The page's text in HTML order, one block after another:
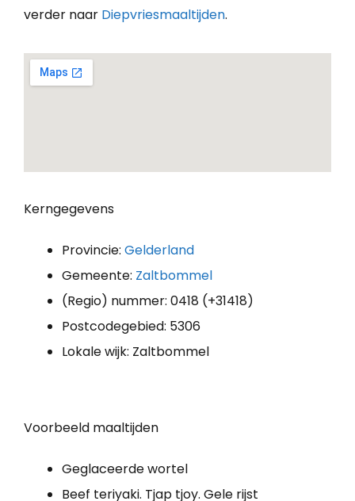
verder naar Diepvriesmaaltijden.
Kerngegevens
Provincie: Gelderland
Gemeente: Zaltbommel
(Regio) nummer: 0418 (+31418)
Postcodegebied: 5306
Lokale wijk: Zaltbommel
Voorbeeld maaltijden
Geglaceerde wortel
Beef teriyaki. Tjap tjoy. Gele rijst